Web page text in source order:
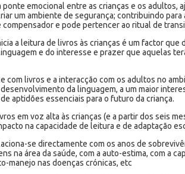
ponte emocional entre as crianças e os adultos,
um ambiente de segurança; contribuindo para
e pode pertencer ao ritual de
a leitura de livros às crianças é um factor que
e do interesse e prazer que aquelas
com livros e a interacção com os adultos no
desenvolvimento da linguagem, a um maior
aptidões essenciais para o futuro da criança.
em voz alta às crianças (e a partir dos seis
na capacidade de leitura e de adaptação
se directamente com os anos de
na área da saúde, com a auto-estima, com a
manejo nas doenças crónicas, etc